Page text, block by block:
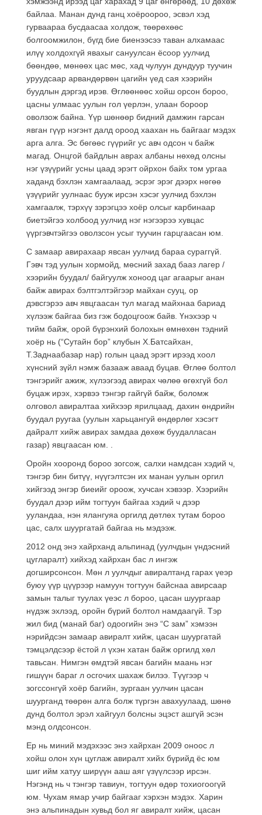
байлаа. Манан дунд ганц хоёроороо, эсвэл хэд
гурваараа бусдаасаа холдож, төөрөхөөс
болгоомжилон, бүгд бие биенээсээ таван алхамаас
илүү холдохгүй явахыг сануулсан ёсоор уулчид
бөөндөө, мөнөөх цас мөс, хад чулуун дундуур туучин
уруудсаар арвандөрвөн цагийн үед сая хээрийн
буудлын дэргэд ирэв. Өглөөнөөс хойш орсон бороо,
цасны улмаас уулын гол үерлэн, улаан бороор
оволзож байна. Үүр шөнөөр бидний дамжин гарсан
явган гүүр нэгэнт далд ороод хаахан нь байгааг мэдэх
арга алга. Эс бөгөөс гүүрийг ус авч одсон ч байж
магад. Онцгой байдлын аврах албаны нөхөд олсны
нэг үзүүрийг усны цаад эрэгт ойрхон байх том ургаа
хаданд бэхлэн хамгаалаад, эсрэг эрэг дээрх нөгөө
үзүүрийг уулнаас бууж ирсэн хэсэг уулчид бэхлэн
хамгаалж, тэрхүү зэрэгцээ хоёр олсыг карбинаар
биетэйгээ холбоод уулчид нэг нэгээрээ хувцас
үүргэвчтэйгээ оволзсон усыг туучин гарцгаасан юм.
С замаар авирахаар явсан уулчид бараа сураггүй.
Гэвч тэд уулын хормойд, мөсний захад бааз лагер /
хээрийн буудал/ байгуулж хоноод цаг агаарыг анан
байж авирах бэлтгэлтэйгээр майхан сууц, ор
дэвсгэрээ авч явцгаасан тул магад майхнаа бариад
хүлээж байгаа биз гэж бодоцгоож байв. Үнэхээр ч
тийм байж, орой бүрэнхий болохын өмнөхөн тэдний
хоёр нь (“Сутайн бор” клубын Х.Батсайхан,
Т.Заднаабазар нар) голын цаад эрэгт ирээд хоол
хүнсний зүйл нэмж базааж аваад буцав. Өглөө болтол
тэнгэрийг ажиж, хүлээгээд авирах чөлөө өгөхгүй бол
буцаж ирэх, хэрвээ тэнгэр гайгүй байж, боломж
олговол авиралтаа хийхээр ярилцаад, дахин өндрийн
буудал руугаа (уулын харьцангуй өндөрлөг хэсэгт
дайралт хийж авирах замдаа дөхөж буудалласан
газар) явцгаасан юм. .
Оройн хооронд бороо зогсож, салхи намдсан хэдий ч,
тэнгэр бин битүү, нүүгэлтсэн их манан уулын оргил
хийгээд энгэр биеийг ороож, хучсан хэвээр. Хээрийн
буудал дээр ийм тогтуун байгаа хэдий ч дээр
ууландаа, нэн ялангуяа оргилд дөтлөх тутам бороо
цас, салх шуургатай байгаа нь мэдээж.
2012 онд энэ хайрханд альпинад (уулчдын үндэсний
цугларалт) хийхэд хайрхан бас л ингэж
догширсонсон. Мөн л уулчдыг авиралтанд гарах үеэр
буюу үүр цүүрээр намуун тогтуун байснаа авирсаар
замын талыг туулах үеэс л бороо, цасан шуургаар
нүдэж эхлээд, оройн бүрий болтол намдаагүй. Тэр
жил бид (манай баг) одоогийн энэ “С зам” хэмээн
нэрийдсэн замаар авиралт хийж, цасан шуургатай
тэмцэлдсээр ёстой л үхэн хатан байж оргилд хөл
тавьсан. Нимгэн өмдтэй явсан багийн маань нэг
гишүүн бараг л осгочих шахаж билээ. Түүгээр ч
зогссонгүй хоёр багийн, зургаан уулчин цасан
шуурганд төөрөн алга болж түргэн авахуулаад, шөнө
дунд болтол эрэл хайгуул болсны эцэст ашгүй эсэн
мэнд олдсонсон.
Ер нь миний мэдэхээс энэ хайрхан 2009 оноос л
хойш олон хүн цуглаж авиралт хийх бүрийд ёс юм
шиг ийм хатуу ширүүн ааш аяг үзүүлсээр ирсэн.
Нэгэнд нь ч тэнгэр тавиун, тогтуун өдөр тохиогоогүй
юм. Чухам ямар учир байгааг хэрхэн мэдэх. Харин
энэ альпинадын хувьд бол яг авиралт хийж, цасан